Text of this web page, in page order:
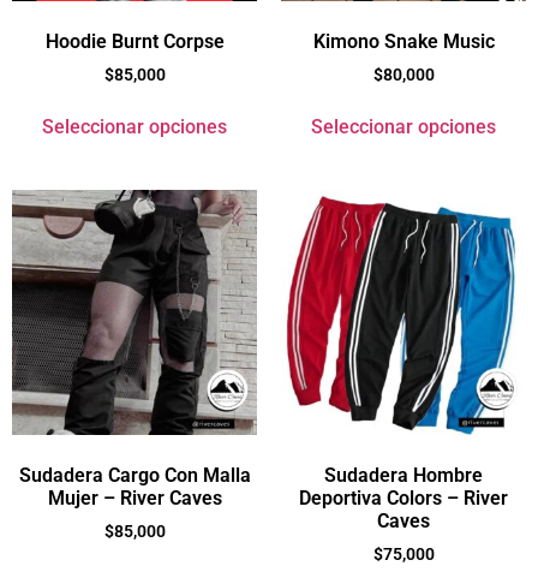
Hoodie Burnt Corpse
$85,000
Seleccionar opciones
Kimono Snake Music
$80,000
Seleccionar opciones
Sudadera Cargo Con Malla
Mujer – River Caves
$85,000
Sudadera Hombre
Deportiva Colors – River
Caves
$75,000